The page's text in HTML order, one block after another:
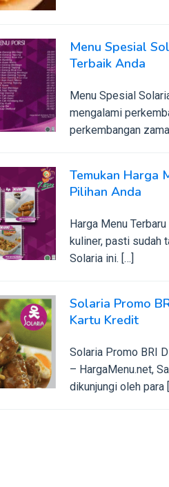
Menu Spesial
Terbaik Anda
Menu Spesial
mengalami
perkembangan
Temukan Harga
Pilihan Anda
Harga Menu
kuliner, pasti sudah
Solaria ini. […]
Solaria Promo
Kartu Kredit
Solaria Promo BRI
– HargaMenu.net,
dikunjungi oleh para